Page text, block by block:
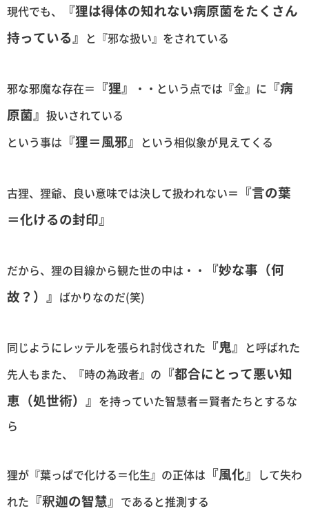
現代でも、
『狸は得体の知れない病原菌をたくさん
持っている』 と『邪な扱い』をされている
邪な邪魔な存在＝ 『狸』 ・・という点では『金』に 『病
原菌』 扱いされている
という事は 『狸＝風邪』 という相似象が見えてくる
古狸、狸爺、良い意味では決して扱われない＝ 『言の葉
＝化けるの封印』
だから、狸の目線から観た世の中は・・
『妙な事（何
故？）』 ばかりなのだ(笑)
同じようにレッテルを張られ討伐された 『鬼』 と呼ばれた
先人もまた、『時の為政者』の 『都合にとって悪い知
恵（処世術）』 を持っていた智慧者＝賢者たちとするな
ら
狸が『葉っぱで化ける＝化生』の正体は 『風化』 して失わ
れた 『釈迦の智慧』 であると推測する